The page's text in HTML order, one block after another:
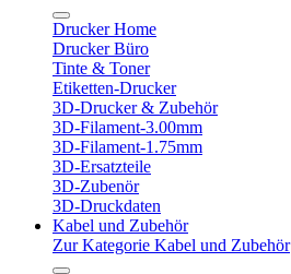
Drucker Home
Drucker Büro
Tinte & Toner
Etiketten-Drucker
3D-Drucker & Zubehör
3D-Filament-3.00mm
3D-Filament-1.75mm
3D-Ersatzteile
3D-Zubenör
3D-Druckdaten
Kabel und Zubehör
Zur Kategorie Kabel und Zubehör